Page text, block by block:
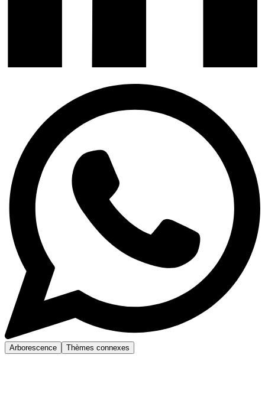
Arborescence Thèmes connexes